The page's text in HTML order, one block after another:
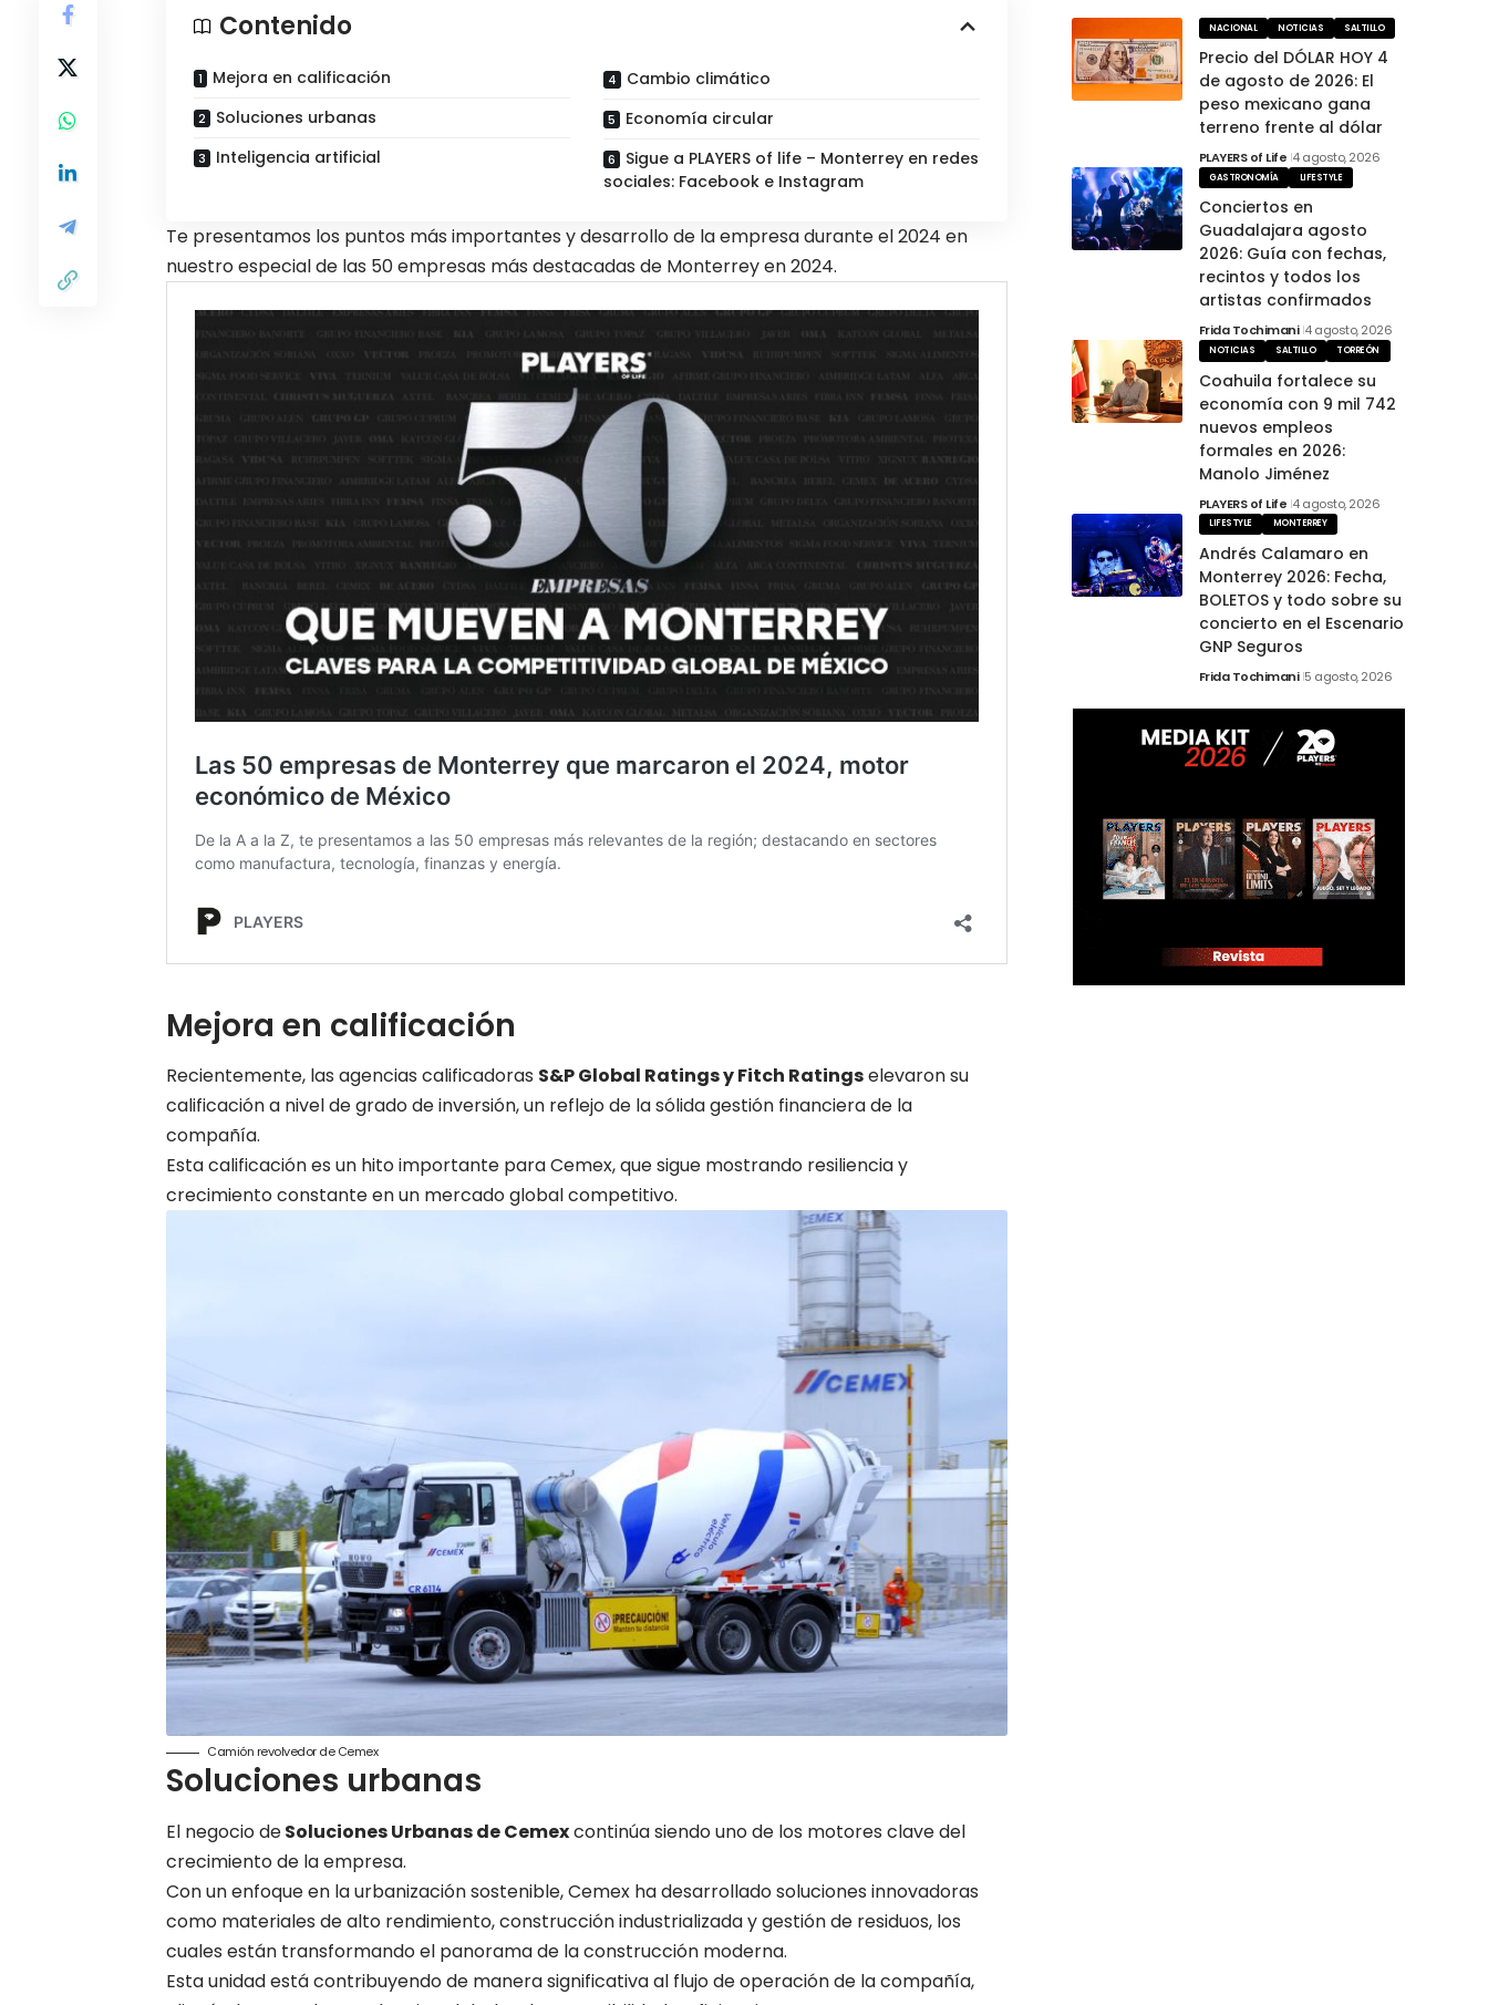
Contenido
Mejora en calificación
Soluciones urbanas
Inteligencia artificial
Cambio climático
Economía circular
Sigue a PLAYERS of life – Monterrey en redes
sociales: Facebook e Instagram
Te presentamos los puntos más importantes y desarrollo de la empresa durante el 2024 en
nuestro especial de las 50 empresas más destacadas de Monterrey en 2024.
Mejora en calificación
Recientemente, las agencias calificadoras S&P Global Ratings y Fitch Ratingselevaron su
calificación a nivel de grado de inversión, un reflejo de la sólida gestión financiera de la
compañía.
Esta calificación es un hito importante para Cemex, que sigue mostrando resiliencia y
crecimiento constante en un mercado global competitivo.
Camión revolvedor de Cemex
Soluciones urbanas
El negocio deSoluciones Urbanas de Cemexcontinúa siendo uno de los motores clave del
crecimiento de la empresa.
Con un enfoque en la urbanización sostenible, Cemex ha desarrollado soluciones innovadoras
como materiales de alto rendimiento, construcción industrializada y gestión de residuos, los
cuales están transformando el panorama de la construcción moderna.
Esta unidad está contribuyendo de manera significativa al flujo de operación de la compañía,
NACIONAL NOTICIAS SALTILLO
Precio del DÓLAR HOY 4
de agosto de 2026: El
peso mexicano gana
terreno frente al dólar
PLAYERS of Life 4 agosto, 2026
GASTRONOMÍA LIFESTYLE
Conciertos en
Guadalajara agosto
2026: Guía con fechas,
recintos y todos los
artistas confirmados
Frida Tochimani 4 agosto, 2026
NOTICIAS SALTILLO TORREÓN
Coahuila fortalece su
economía con 9 mil 742
nuevos empleos
formales en 2026:
Manolo Jiménez
PLAYERS of Life 4 agosto, 2026
LIFESTYLE MONTERREY
Andrés Calamaro en
Monterrey 2026: Fecha,
BOLETOS y todo sobre su
concierto en el Escenario
GNP Seguros
Frida Tochimani 5 agosto, 2026